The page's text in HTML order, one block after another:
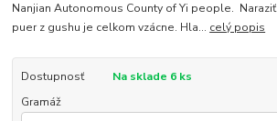
Nanjian Autonomous County of Yi people. Naraziť
puer z gushu je celkom vzácne. Hla... celý popis
Dostupnosť
Na sklade 6 ks
Gramáž